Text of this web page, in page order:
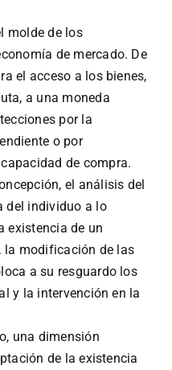
molde de los
de mercado. De
el acceso a los bienes,
a una moneda
por la
o por
de compra.
el análisis del
del individuo a lo
existencia de un
la modificación de las
a su resguardo los
y la intervención en la
una dimensión
de la existencia